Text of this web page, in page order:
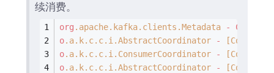
续消费。
org .apache.kafka.clients .Metadata -
Cluster
o.a.k.c.c.i .AbstractCoordinator -
o.a.k.c.c.i .ConsumerCoordinator -
o.a.k.c.c.i .AbstractCoordinator -